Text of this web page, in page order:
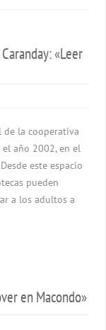
«Leer
de la cooperativa
el año 2002, en el
este espacio
pueden
a los adultos a
en Macondo»